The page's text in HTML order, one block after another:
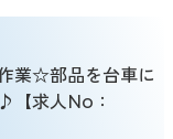
業☆部品を台車に
【求人No：